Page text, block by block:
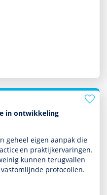
in ontwikkeling
geheel eigen aanpak die
en prak­tijkervaringen.
kunnen terugvallen
protocollen.